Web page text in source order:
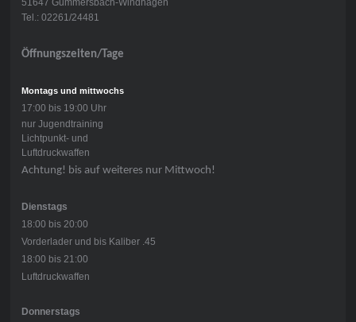
Tel.: 02261/24481
Öffnungszeiten/Tage
Montags und mittwochs
17:00 bis 19:00 Uhr
nur Jugendtraining
Lichtpunkt- und
Luftdruckwaffen
Achtung! bis auf weiteres nur Mittwoch!
Dienstags
18:00 bis 20:00
Vorderlader und bis Kaliber .45
18:00 bis 21:00
Luftdruckwaffen
Donnerstags